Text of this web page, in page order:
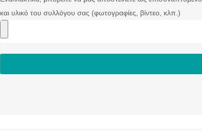
και υλικό του συλλόγου σας (φωτογραφίες, βίντεο, κλπ.)